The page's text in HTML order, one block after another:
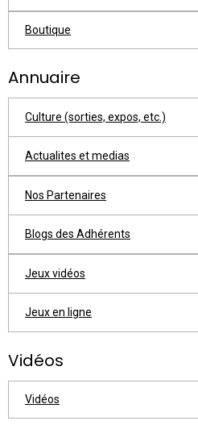
Boutique
Annuaire
Culture (sorties, expos, etc.)
Actualites et medias
Nos Partenaires
Blogs des Adhérents
Jeux vidéos
Jeux en ligne
Vidéos
Vidéos